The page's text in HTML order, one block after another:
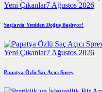
Yeni Çıkanlar7 Ağustos 2026
Saçlarda Yeniden Doğuş Başlıyor!
Yeni Çıkanlar7 Ağustos 2026
Papatya Özlü Saç Açıcı Sprey